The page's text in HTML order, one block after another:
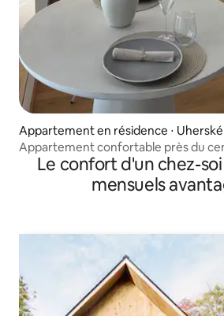
Appartement en résidence ⋅
Appartement confortable près du
Hradiště
Le confort d'un chez-
mensuels